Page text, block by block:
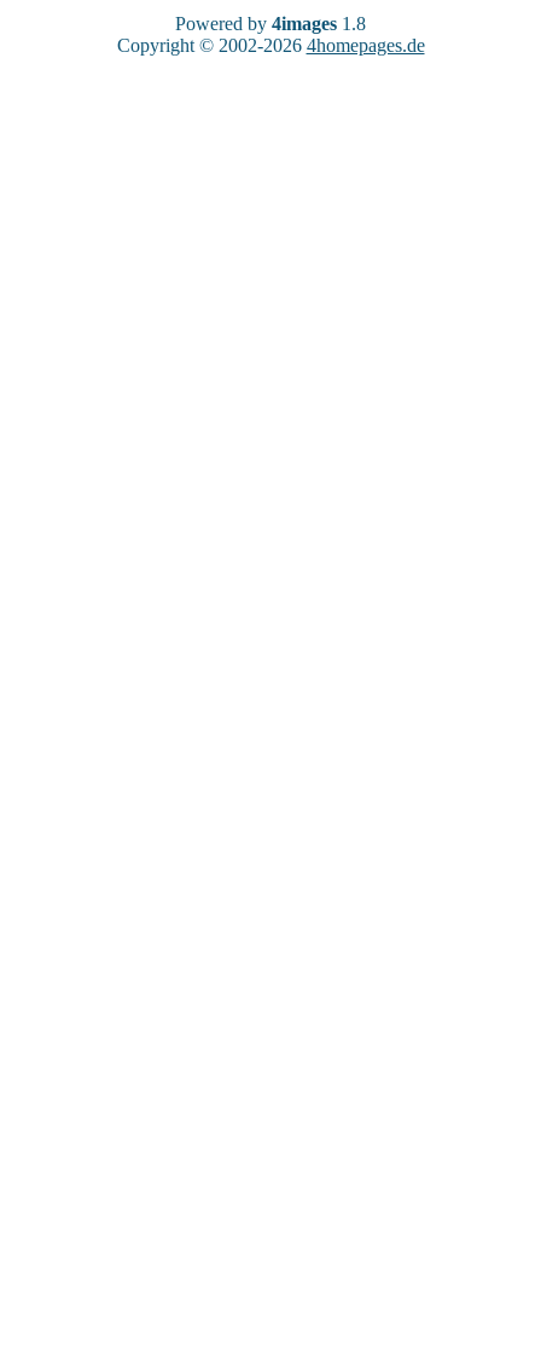
Powered by 4images 1.8
Copyright © 2002-2026 4homepages.de